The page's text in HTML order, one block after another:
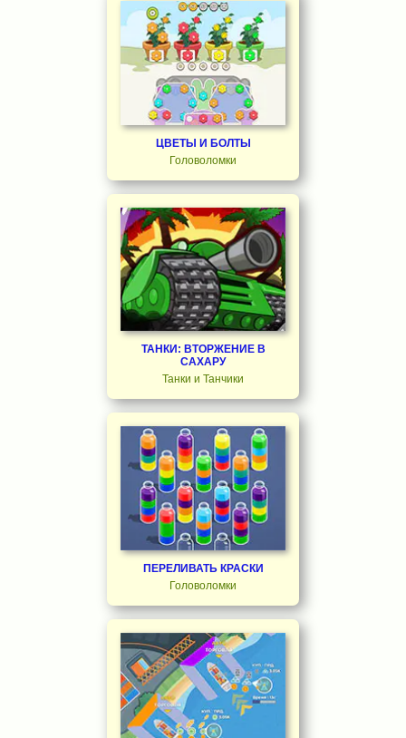
ЦВЕТЫ И БОЛТЫ
Головоломки
ТАНКИ: ВТОРЖЕНИЕ В
САХАРУ
Танки и Танчики
ПЕРЕЛИВАТЬ КРАСКИ
Головоломки